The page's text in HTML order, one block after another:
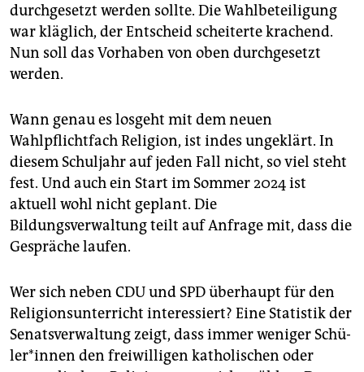
durchgesetzt werden sollte. Die Wahlbeteiligung
war kläglich, der Entscheid scheiterte krachend.
Nun soll das Vorhaben von oben durchgesetzt
werden.
Wann genau es losgeht mit dem neuen
Wahlpflichtfach Religion, ist indes ungeklärt. In
diesem Schuljahr auf jeden Fall nicht, so viel steht
fest. Und auch ein Start im Sommer 2024 ist
aktuell wohl nicht geplant. Die
Bildungsverwaltung teilt auf Anfrage mit, dass die
Gespräche laufen.
Wer sich neben CDU und SPD überhaupt für den
Religionsunterricht interessiert? Eine Statistik der
Senatsverwaltung zeigt, dass immer weniger Schü­
le­r*in­nen den freiwilligen katholischen oder